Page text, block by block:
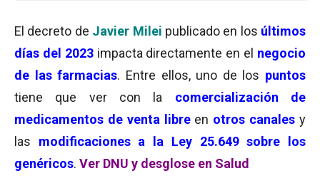
El decreto de Javier Milei publicado en los últimos
días del 2023impacta directamente en el negocio
de las farmacias. Entre ellos, uno de los puntos
tiene que ver con la comercialización de
medicamentos de venta libre en otros canales y
las modificaciones a la Ley 25.649 sobre los
genéricos. Ver DNU y desglose en Salud